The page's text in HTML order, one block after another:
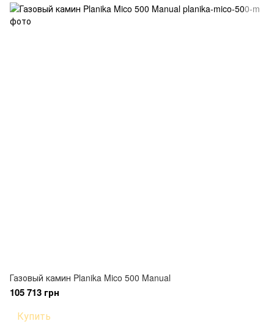
Газовый камин Planika Mico 500 Manual
105 713 грн
Купить